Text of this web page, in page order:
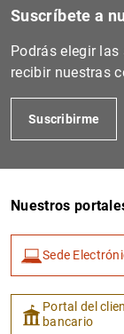
Suscríbete a
Podrás elegir
recibir nuestras
Suscribirme
Nuestros
Sede
Portal del
bancario